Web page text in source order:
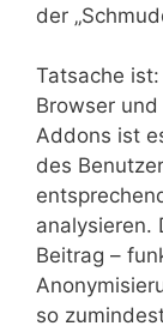
der
Tatsache
Browser
Addons ist
des
analysieren.
Beitrag –
so